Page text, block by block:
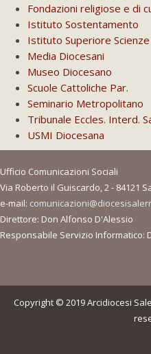
Fondazioni religiose e di
Istituto Sostentamento
Istituto Superiore
Media Diocesani
Museo Diocesano
Scuole Cattoliche Par.
Seminario Metropolitano
Tribunale Eccles. Interd.
USMI Diocesana
Ufficio Comunicazioni Sociali
Via Roberto il Guiscardo, 2 - 84121
e-mail:
Direttore: Don Alfonso D'Alessio
Responsabile Servizio Informatico:
Copyright © 2019 Arcidiocesi